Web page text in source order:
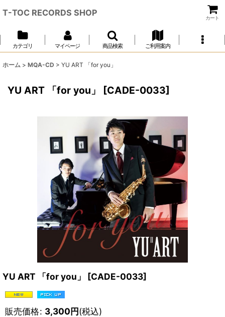
T-TOC RECORDS SHOP
カート
カテゴリ マイページ 商品検索 ご利用案内
ホーム > MQA-CD > YU ART 「for you」
YU ART 「for you」 [CADE-0033]
YU ART 「for you」 [CADE-0033]
販売価格: 3,300円(税込)